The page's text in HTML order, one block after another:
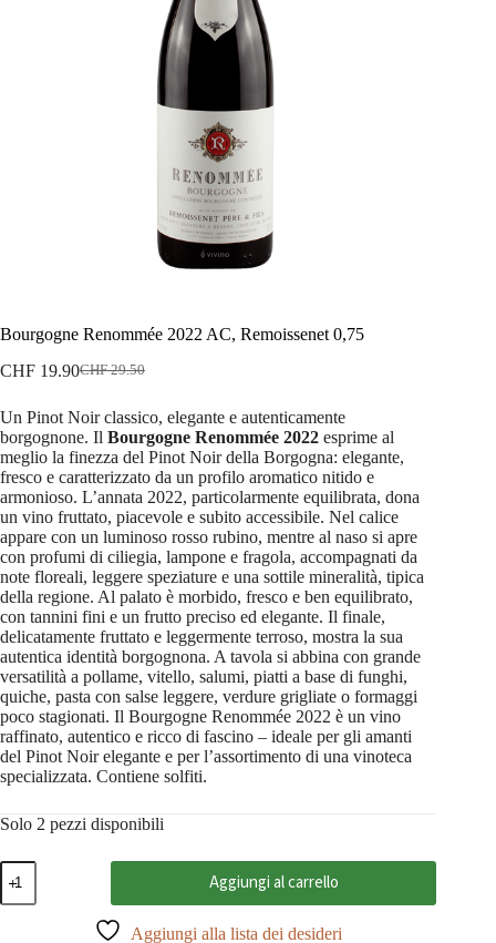
Bourgogne Renommée 2022 AC, Remoissenet 0,75
CHF29.50
Il
originale
era:
CHF 29.50.
CHF 19.90
Il
attuale
è:
CHF 19.90.
Un Pinot Noir classico, elegante e autenticamente
borgognone. Il Bourgogne Renommée 2022 esprime al
meglio la finezza del Pinot Noir della Borgogna: elegante,
fresco e caratterizzato da un profilo aromatico nitido e
armonioso. L’annata 2022, particolarmente equilibrata, dona
un vino fruttato, piacevole e subito accessibile. Nel calice
appare con un luminoso rosso rubino, mentre al naso si apre
con profumi di ciliegia, lampone e fragola, accompagnati da
note floreali, leggere speziature e una sottile mineralità, tipica
della regione. Al palato è morbido, fresco e ben equilibrato,
con tannini fini e un frutto preciso ed elegante. Il finale,
delicatamente fruttato e leggermente terroso, mostra la sua
autentica identità borgognona. A tavola si abbina con grande
versatilità a pollame, vitello, salumi, piatti a base di funghi,
quiche, pasta con salse leggere, verdure grigliate o formaggi
poco stagionati. Il Bourgogne Renommée 2022 è un vino
raffinato, autentico e ricco di fascino – ideale per gli amanti
del Pinot Noir elegante e per l’assortimento di una vinoteca
specializzata. Contiene solfiti.
Solo 2 pezzi disponibili
Bourgogne
Renommée
2022
Aggiungi al carrello
Aggiungi alla lista dei desideri